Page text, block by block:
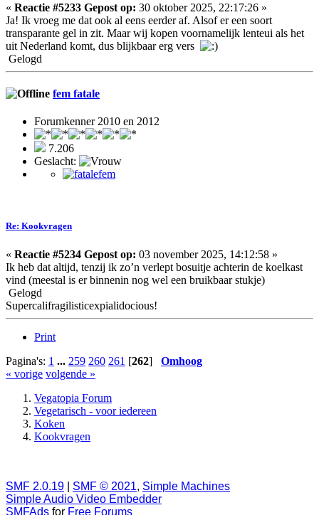
« Reactie #5233 Gepost op: 30 oktober 2025, 22:17:26 »
Ja! Ik vroeg me dat ook al eens eerder af. Alsof er een soort
transparante gel in zit. Maar wij kopen voornamelijk lenteui als het
uit Nederland komt, dus blijkbaar erg vers
Gelogd
fem fatale
Forumkenner 2010 en 2012
7.206
Geslacht:
Re: Kookvragen
« Reactie #5234 Gepost op: 03 november 2025, 14:12:58 »
Ik heb dat altijd, tenzij ik zo’n verlept bosuitje achterin de koelkast
vind (meestal is er binnenin nog wel een bruikbaar stukje)
Gelogd
Supercalifragilisticexpialidocious!
Print
Pagina's: 1 ... 259 260 261 [262] Omhoog
« vorige volgende »
Vegatopia Forum
Vegetarisch - voor iedereen
Koken
Kookvragen
SMF 2.0.19 SMF © 2021, Simple Machines
Simple Audio Video Embedder
SMFAds for Free Forums